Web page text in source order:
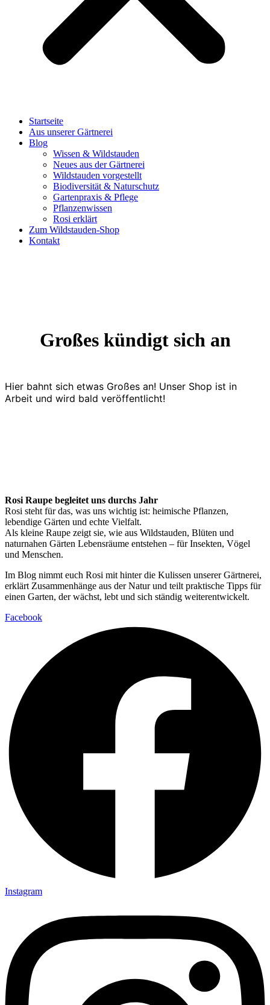
Startseite
Aus unserer Gärtnerei
Blog
Wissen & Wildstauden
Neues aus der Gärtnerei
Wildstauden vorgestellt
Biodiversität & Naturschutz
Gartenpraxis & Pflege
Pflanzenwissen
Rosi erklärt
Zum Wildstauden-Shop
Kontakt
Großes kündigt sich an
Hier bahnt sich etwas Großes an! Unser Shop ist in
Arbeit und wird bald veröffentlicht!
Rosi Raupe begleitet uns durchs Jahr
Rosi steht für das, was uns wichtig ist: heimische Pflanzen,
lebendige Gärten und echte Vielfalt.
Als kleine Raupe zeigt sie, wie aus Wildstauden, Blüten und
naturnahen Gärten Lebensräume entstehen – für Insekten, Vögel
und Menschen.
Im Blog nimmt euch Rosi mit hinter die Kulissen unserer Gärtnerei,
erklärt Zusammenhänge aus der Natur und teilt praktische Tipps für
einen Garten, der wächst, lebt und sich ständig weiterentwickelt.
Facebook
Instagram